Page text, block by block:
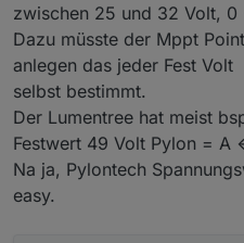
zwischen 25 und 32 Volt, 0
Dazu müsste der Mppt
anlegen das jeder Fest Volt
selbst bestimmt.
Der Lumentree hat meist
Festwert 49 Volt Pylon = A
Na ja, Pylontech
easy.